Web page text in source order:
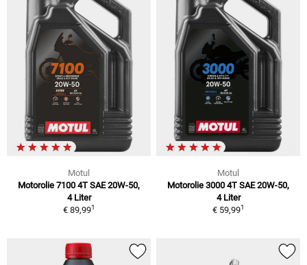
Motul
Motorolie 7100 4T SAE 20W-50,
4 Liter
€ 89,991
Motul
Motorolie 3000 4T SAE 20W-50,
4 Liter
€ 59,991